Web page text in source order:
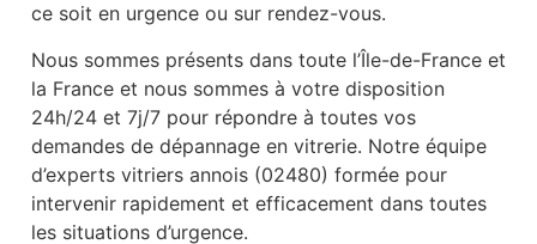
ce soit en urgence ou sur rendez-vous.
Nous sommes présents dans toute l’Île-de-France et
la France et nous sommes à votre disposition
24h/24 et 7j/7 pour répondre à toutes vos
demandes de dépannage en vitrerie. Notre équipe
d’experts vitriers annois (02480) formée pour
intervenir rapidement et efficacement dans toutes
les situations d’urgence.